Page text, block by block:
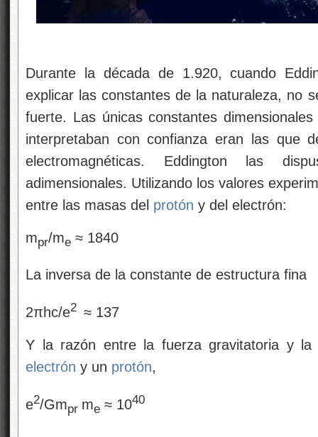
Durante la década de 1.920, cuando
explicar las constantes de la naturaleza, no
fuerte. Las únicas constantes
interpretaban con confianza eran las que
electromagnéticas. Eddington las
adimensionales. Utilizando los valores
entre las masas del protón y del electrón:
mpr/me ≈ 1840
La inversa de la constante de estructura fina
2πhc/e2 ≈ 137
Y la razón entre la fuerza gravitatoria y
electrón y un protón,
e2/Gmpr me ≈ 1040